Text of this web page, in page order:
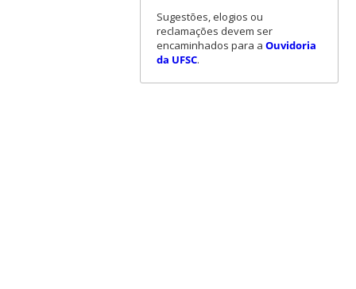
Sugestões, elogios ou
reclamações devem ser
encaminhados para a Ouvidoria
da UFSC.